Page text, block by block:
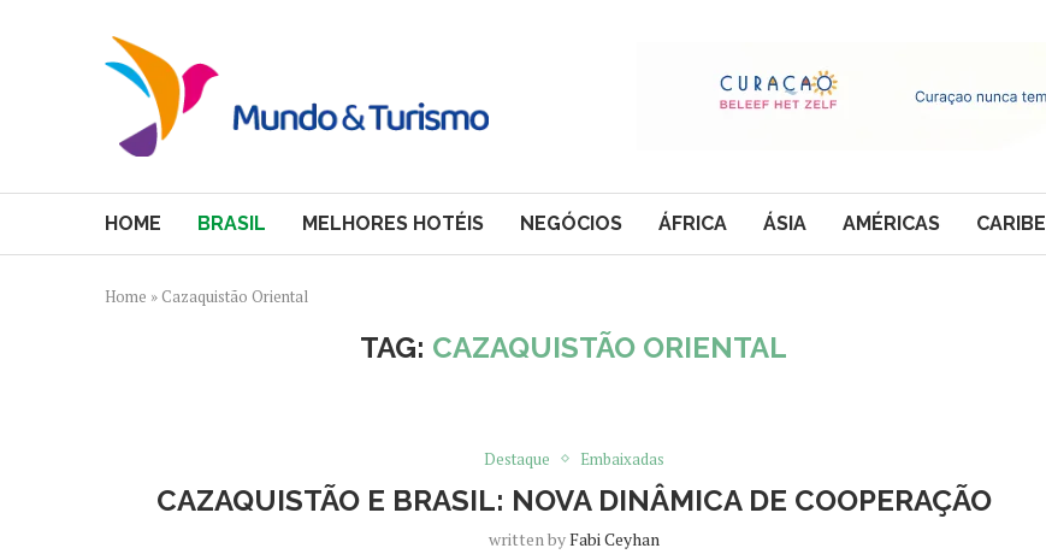
HOME BRASIL MELHORES HOTÉIS NEGÓCIOS ÁFRICA ÁSIA AMÉRICAS CARIBE
Home » Cazaquistão Oriental
TAG: CAZAQUISTÃO ORIENTAL
Destaque Embaixadas
CAZAQUISTÃO E BRASIL: NOVA DINÂMICA DE COOPERAÇÃO
written byFabi Ceyhan